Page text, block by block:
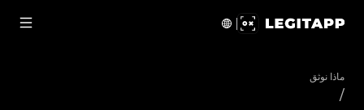
ماذا نوثق
/